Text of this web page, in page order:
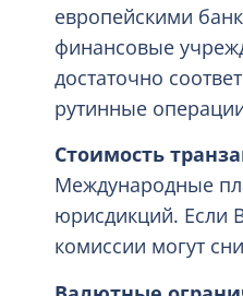
европейскими
финансовые
достаточно
рутинные
Стоимость
Международные
юрисдикций. Если
комиссии могут